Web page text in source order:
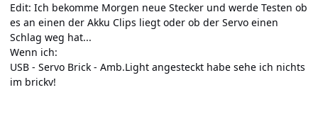
Edit: Ich bekomme Morgen neue Stecker und werde Testen ob
es an einen der Akku Clips liegt oder ob der Servo einen
Schlag weg hat...
Wenn ich:
USB - Servo Brick - Amb.Light angesteckt habe sehe ich nichts
im brickv!